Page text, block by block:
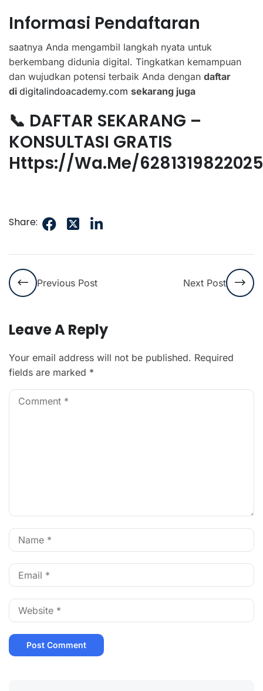
Informasi Pendaftaran
saatnya Anda mengambil langkah nyata untuk
berkembang didunia digital. Tingkatkan kemampuan
dan wujudkan potensi terbaik Anda dengan daftar
di digitalindoacademy.com sekarang juga
📞 DAFTAR SEKARANG –
KONSULTASI GRATIS
Https://wa.me/6281319822025
Share:
Previous Post Next Post
Leave A Reply
Your email address will not be published. Required
fields are marked *